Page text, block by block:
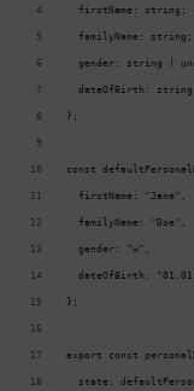
  firstName: string;
  familyName: string;
gender: string |
dateOfBirth:
};
const
  firstName: "Jane",
  familyName: "Doe",
  gender: "w",
dateOfBirth:
};
export const
state: